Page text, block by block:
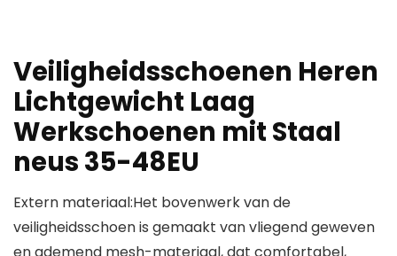
Veiligheidsschoenen Heren
Lichtgewicht Laag
Werkschoenen mit Staal
neus 35-48EU
Extern materiaal:Het bovenwerk van de
veiligheidsschoen is gemaakt van vliegend geweven